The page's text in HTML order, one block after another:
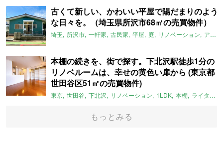
古くて新しい、かわいい平屋で陽だまりのよう
な日々を。（埼玉県所沢市68㎡の売買物件）
埼玉 所沢市 一軒家 古民家 平屋 庭 リノベーション アメリカンハウス
本棚の続きを、街で探す。下北沢駅徒歩1分の
リノベルームは、幸せの黄色い扉から (東京都
世田谷区51㎡の売買物件)
東京 世田谷 下北沢 リノベーション 1LDK 本棚 ライター：ほしりょうこ
もっとみる